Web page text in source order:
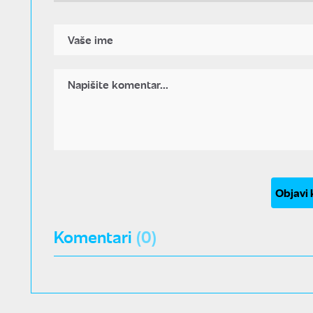
Objavi
Komentari (0)